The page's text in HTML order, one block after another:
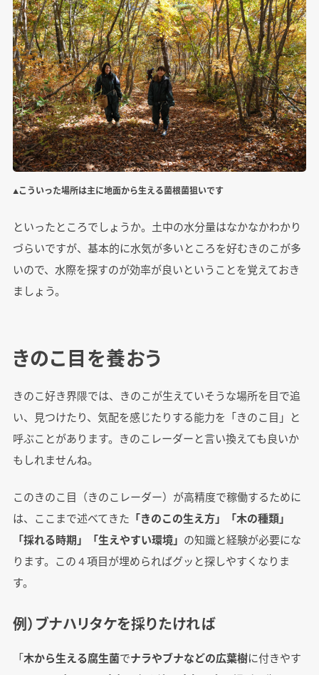
▲こういった場所は主に地面から生える菌根菌狙いです
といったところでしょうか。土中の水分量はなかなかわかり
づらいですが、基本的に水気が多いところを好むきのこが多
いので、水際を探すのが効率が良いということを覚えておき
ましょう。
きのこ目を養おう
きのこ好き界隈では、きのこが生えていそうな場所を目で追
い、見つけたり、気配を感じたりする能力を「きのこ目」と
呼ぶことがあります。きのこレーダーと言い換えても良いか
もしれませんね。
このきのこ目（きのこレーダー）が高精度で稼働するために
は、ここまで述べてきた 「きのこの生え方」「木の種類」
「採れる時期」「生えやすい環境」 の知識と経験が必要にな
ります。この４項目が埋められばグッと探しやすくなりま
す。
例）ブナハリタケを採りたければ
「木から生える腐生菌でナラやブナなどの広葉樹に付きやす